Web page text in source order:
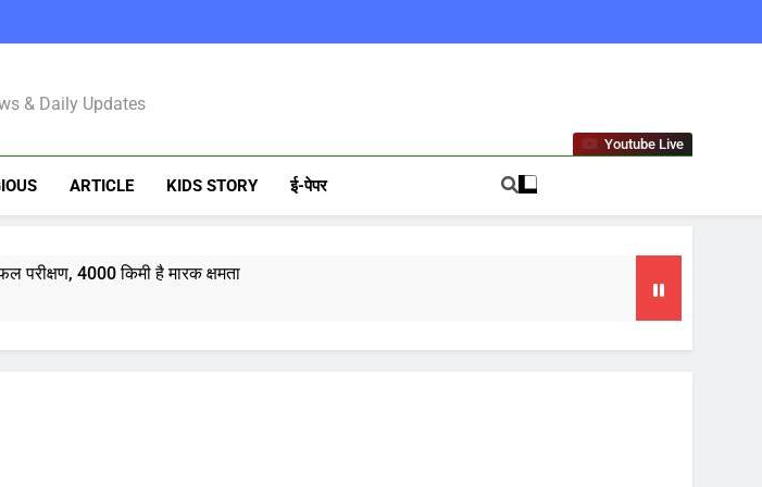
Latest News In Hindi
& Daily Updates
Youtube Live
ARTICLE KIDS STORY ई-पेपर
परीक्षण, 4000 किमी है मारक क्षमता